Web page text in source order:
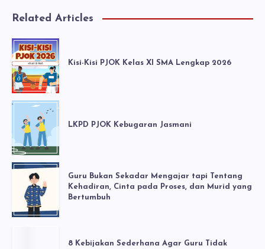
Related Articles
Kisi-Kisi PJOK Kelas XI SMA Lengkap 2026
LKPD PJOK Kebugaran Jasmani
Guru Bukan Sekadar Mengajar tapi Tentang
Kehadiran, Cinta pada Proses, dan Murid yang
Bertumbuh
8 Kebijakan Sederhana Agar Guru Tidak